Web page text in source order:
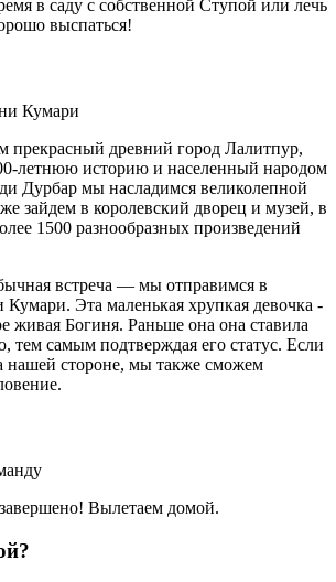
в саду с собственной Ступой или лечь
выспаться!
прекрасный древний город Лалитпур,
летнюю историю и населенный народом
Дурбар мы насладимся великолепной
зайдем в королевский дворец и музей, в
1500 разнообразных произведений
встреча — мы отправимся в
Эта маленькая хрупкая девочка -
живая Богиня. Раньше она она ставила
тем самым подтверждая его статус. Если
нашей стороне, мы также сможем
Вылетаем домой.